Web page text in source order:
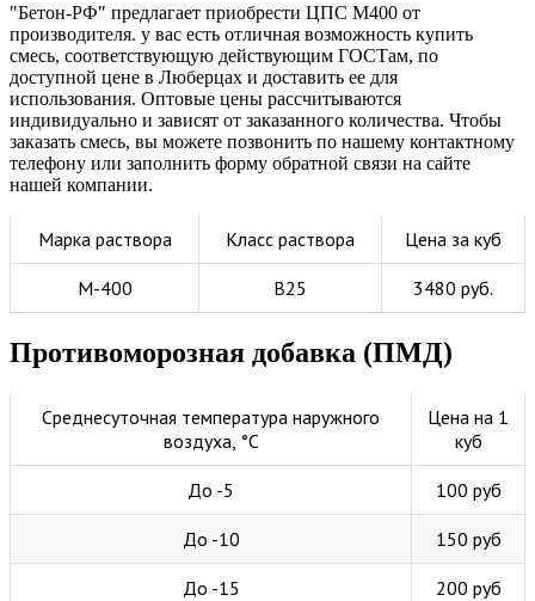
"Бетон-РФ" предлагает приобрести ЦПС М400 от
производителя. у вас есть отличная возможность купить
смесь, соответствующую действующим ГОСТам, по
доступной цене в Люберцах и доставить ее для
использования. Оптовые цены рассчитываются
индивидуально и зависят от заказанного количества. Чтобы
заказать смесь, вы можете позвонить по нашему контактному
телефону или заполнить форму обратной связи на сайте
нашей компании.
Марка раствора Класс раствора Цена за куб
М-400 В25 3480 руб.
Противоморозная добавка (ПМД)
Среднесуточная температура наружного
воздуха, °C
Цена на 1
куб
До -5 100 руб
До -10 150 руб
До -15 200 руб